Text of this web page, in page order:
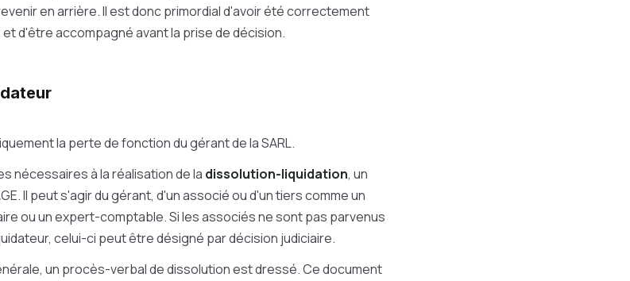
en arrière. Il est donc primordial d'avoir été correctement
d'être accompagné avant la prise de décision.
la perte de fonction du gérant de la SARL.
nécessaires à la réalisation de la dissolution-liquidation, un
Il peut s'agir du gérant, d'un associé ou d'un tiers comme un
ou un expert-comptable. Si les associés ne sont pas parvenus
celui-ci peut être désigné par décision judiciaire.
un procès-verbal de dissolution est dressé. Ce document